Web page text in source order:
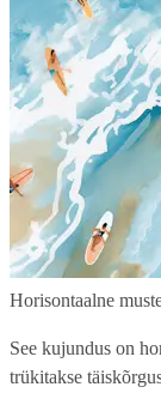
Horisontaalne
See kujundus on
trükitakse